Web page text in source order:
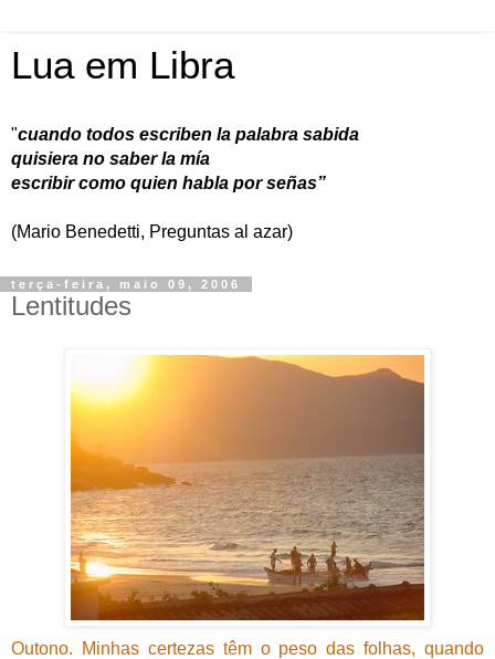
Lua em Libra
"cuando todos escriben la palabra sabida
quisiera no saber la mía
escribir como quien habla por señas”
(Mario Benedetti, Preguntas al azar)
terça-feira, maio 09, 2006
Lentitudes
Outono. Minhas certezas têm o peso das folhas, quando